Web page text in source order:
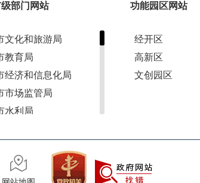
部门网站 功能园区网站
文化和旅游局
教育局
经济和信息化局
市场监管局
水利局
市林业和草原局
经开区
高新区
文创园区